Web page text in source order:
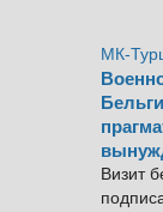
МК-
Визит